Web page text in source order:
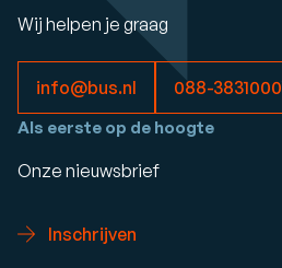
Wij helpen je graag
info@bus.nl 088-3831000
Als eerste op de hoogte
Onze nieuwsbrief
Inschrijven